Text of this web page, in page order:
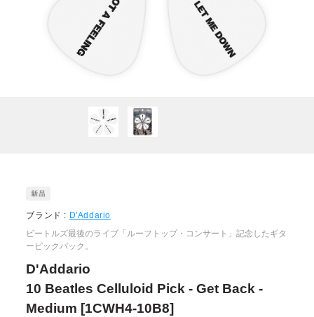
ブランド : D'Addario
ビートルズ最後のライブ「ルーフトップ・コンサート」記念したギタ
ーピックパック。
D'Addario
10 Beatles Celluloid Pick - Get Back -
Medium [1CWH4-10B8]